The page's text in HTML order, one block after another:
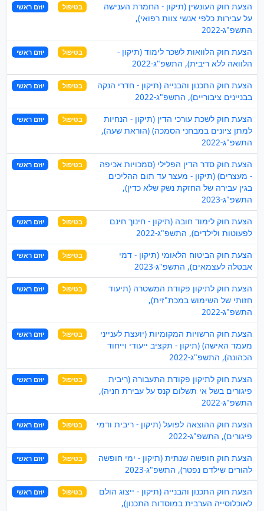
הצעת חוק העונשין (תיקון - החמרת הענישה
על עבירות כלפי אנשי צוות רפואי),
התשפ"ג-2022
בטיפול יוזם ראשי
הצעת חוק הלוואות לשכר לימוד (תיקון -
הלוואה ללא ריבית), התשפ"ג-2022
בטיפול יוזם ראשי
הצעת חוק התכנון והבנייה (תיקון - חדרי הנקה
בבניינים ציבוריים), התשפ"ג-2022
בטיפול יוזם ראשי
הצעת חוק לשכת עורכי הדין (תיקון - הנחיות
למתן ציונים במבחני הסמכה) (הוראת שעה),
התשפ"ג-2022
בטיפול יוזם ראשי
הצעת חוק סדר הדין הפלילי (סמכויות אכיפה
- מעצרים) (תיקון - מעצר עד תום ההליכים
בגין עבירה של החזקת נשק שלא כדין),
התשפ"ג-2023
בטיפול יוזם ראשי
הצעת חוק לימוד חובה (תיקון - חינוך חינם
לפעוטות ולילדים), התשפ"ג-2022
בטיפול יוזם ראשי
הצעת חוק הביטוח הלאומי (תיקון - דמי
אבטלה לעצמאים), התשפ"ג-2023
בטיפול יוזם ראשי
הצעת חוק לתיקון פקודת המשטרה (תיעוד
חזותי של השימוש במכת"זית),
התשפ"ג-2022
בטיפול יוזם ראשי
הצעת חוק הרשויות המקומיות (יועצת לענייני
מעמד האישה) (תיקון - תקציב ייעודי וייחוד
הכהונה), התשפ"ג-2022
בטיפול יוזם ראשי
הצעת חוק לתיקון פקודת התעבורה (ריבית
פיגורים בשל אי תשלום קנס על עבירת חניה),
התשפ"ג-2022
בטיפול יוזם ראשי
הצעת חוק ההוצאה לפועל (תיקון - ריבית ודמי
פיגורים), התשפ"ג-2022
בטיפול יוזם ראשי
הצעת חוק חופשה שנתית (תיקון - ימי חופשה
להורים שילדם נפטר), התשפ"ג-2023
בטיפול יוזם ראשי
הצעת חוק התכנון והבנייה (תיקון - ייצוג הולם
לאוכלוסייה הערבית במוסדות התכנון),
בטיפול יוזם ראשי